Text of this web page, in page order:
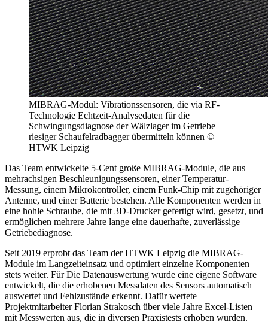
MIBRAG-Modul: Vibrationssensoren, die via RF-
Technologie Echtzeit-Analysedaten für die
Schwingungsdiagnose der Wälzlager im Getriebe
riesiger Schaufelradbagger übermitteln können ©
HTWK Leipzig
Das Team entwickelte 5-Cent große MIBRAG-Module, die aus
mehrachsigen Beschleunigungssensoren, einer Temperatur-
Messung, einem Mikrokontroller, einem Funk-Chip mit zugehöriger
Antenne, und einer Batterie bestehen. Alle Komponenten werden in
eine hohle Schraube, die mit 3D-Drucker gefertigt wird, gesetzt, und
ermöglichen mehrere Jahre lange eine dauerhafte, zuverlässige
Getriebediagnose.
Seit 2019 erprobt das Team der HTWK Leipzig die MIBRAG-
Module im Langzeiteinsatz und optimiert einzelne Komponenten
stets weiter. Für Die Datenauswertung wurde eine eigene Software
entwickelt, die die erhobenen Messdaten des Sensors automatisch
auswertet und Fehlzustände erkennt. Dafür wertete
Projektmitarbeiter Florian Strakosch über viele Jahre Excel-Listen
mit Messwerten aus, die in diversen Praxistests erhoben wurden.